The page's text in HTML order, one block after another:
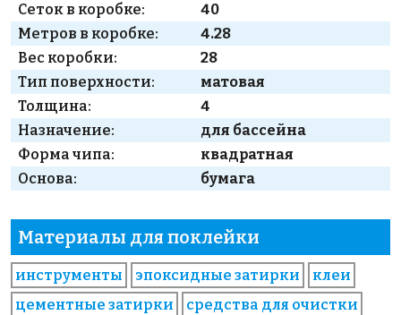
Сеток в коробке:
40
Метров в коробке:
4.28
Вес коробки:
28
Тип поверхности:
матовая
Толщина:
4
Назначение:
для бассейна
Форма чипа:
квадратная
Основа:
бумага
Материалы для поклейки
инструменты эпоксидные затирки
клеи
цементные затирки
средства для очистки